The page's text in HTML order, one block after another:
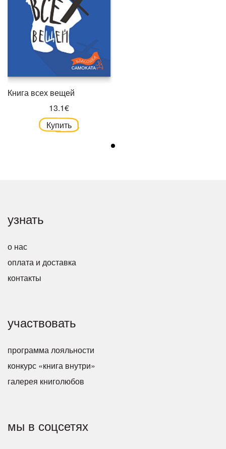
Книга всех вещей
13.1€
Купить
узнать
о нас
оплата и доставка
контакты
участвовать
программа лояльности
конкурс «книга внутри»
галерея книголюбов
мы в соцсетях